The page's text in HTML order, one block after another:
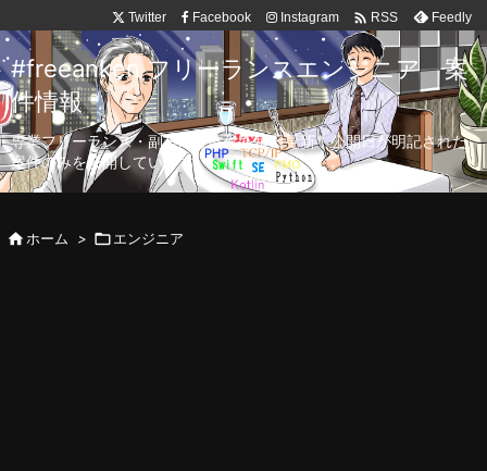
Twitter Facebook Instagram  RSS Feedly
#freeanken フリーランスエンジニア 案
件情報
専業フリーランス・副業向け案件を毎日更新！公開日が明記された
案件のみを公開しています。
ホーム > エンジニア